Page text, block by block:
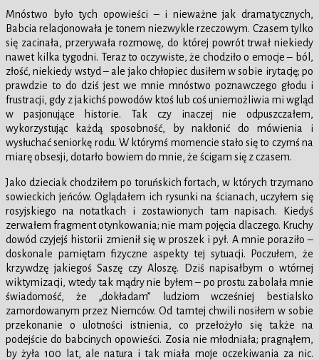
Mnóstwo było tych opowieści – i nieważne jak dramatycznych,
Babcia relacjonowała je tonem niezwykle rzeczowym. Czasem tylko
się zacinała, przerywała rozmowę, do której powrót trwał niekiedy
nawet kilka tygodni. Teraz to oczywiste, że chodziło o emocje – ból,
złość, niekiedy wstyd – ale jako chłopiec dusiłem w sobie irytację; po
prawdzie to do dziś jest we mnie mnóstwo poznawczego głodu i
frustracji, gdy z jakichś powodów ktoś lub coś uniemożliwia mi wgląd
w pasjonujące historie. Tak czy inaczej nie odpuszczałem,
wykorzystując każdą sposobność, by nakłonić do mówienia i
wysłuchać seniorkę rodu. W którymś momencie stało się to czymś na
miarę obsesji, dotarło bowiem do mnie, że ścigam się z czasem.
Jako dzieciak chodziłem po toruńskich fortach, w których trzymano
sowieckich jeńców. Oglądałem ich rysunki na ścianach, uczyłem się
rosyjskiego na notatkach i zostawionych tam napisach. Kiedyś
zerwałem fragment otynkowania; nie mam pojęcia dlaczego. Kruchy
dowód czyjejś historii zmienił się w proszek i pył. A mnie poraziło –
doskonale pamiętam fizyczne aspekty tej sytuacji. Poczułem, że
krzywdzę jakiegoś Saszę czy Aloszę. Dziś napisałbym o wtórnej
wiktymizacji, wtedy tak mądry nie byłem – po prostu zabolała mnie
świadomość, że „dokładam” ludziom wcześniej bestialsko
zamordowanym przez Niemców. Od tamtej chwili nosiłem w sobie
przekonanie o ulotności istnienia, co przełożyło się także na
podejście do babcinych opowieści. Zosia nie młodniała; pragnąłem,
by żyła 100 lat, ale natura i tak miała moje oczekiwania za nic.